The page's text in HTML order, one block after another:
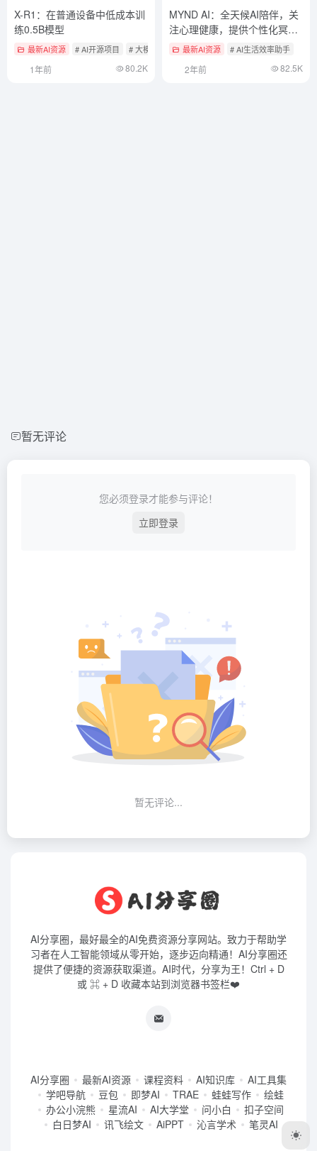
X-R1：在普通设备中低成本训
练0.5B模型
最新AI资源 # AI开源项目 # 大模型微调
1年前 80.2K
MYND AI：全天候AI陪伴，关
注心理健康，提供个性化冥想
与压力管理
最新AI资源 # AI生活效率助手
2年前 82.5K
暂无评论
您必须登录才能参与评论！
立即登录
暂无评论...
AI分享圈，最好最全的AI免费资源分享网站。致力于帮助学
习者在人工智能领域从零开始，逐步迈向精通！AI分享圈还
提供了便捷的资源获取渠道。AI时代，分享为王！Ctrl + D
或 ⌘ + D 收藏本站到浏览器书签栏❤️
AI分享圈 最新AI资源 课程资料 AI知识库
AI工具集
学吧导航
豆包 即梦AI TRAE 蛙蛙写作
绘蛙
办公小浣熊
星流AI AI大学堂 问小白
扣子空间
白日梦AI
讯飞绘文 AiPPT 沁言学术 笔灵AI